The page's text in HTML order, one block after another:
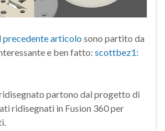
precedente articolo sono partito da
e ben fatto: scottbez1:
partono dal progetto di
ridisegnati in Fusion 360 per